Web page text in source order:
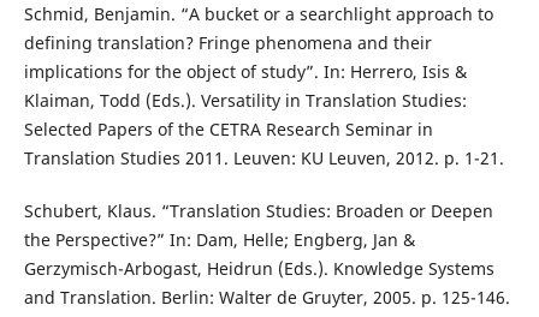
Schmid, Benjamin. “A bucket or a searchlight approach to
defining translation? Fringe phenomena and their
implications for the object of study”. In: Herrero, Isis &
Klaiman, Todd (Eds.). Versatility in Translation Studies:
Selected Papers of the CETRA Research Seminar in
Translation Studies 2011. Leuven: KU Leuven, 2012. p. 1-21.
Schubert, Klaus. “Translation Studies: Broaden or Deepen
the Perspective?” In: Dam, Helle; Engberg, Jan &
Gerzymisch-Arbogast, Heidrun (Eds.). Knowledge Systems
and Translation. Berlin: Walter de Gruyter, 2005. p. 125-146.